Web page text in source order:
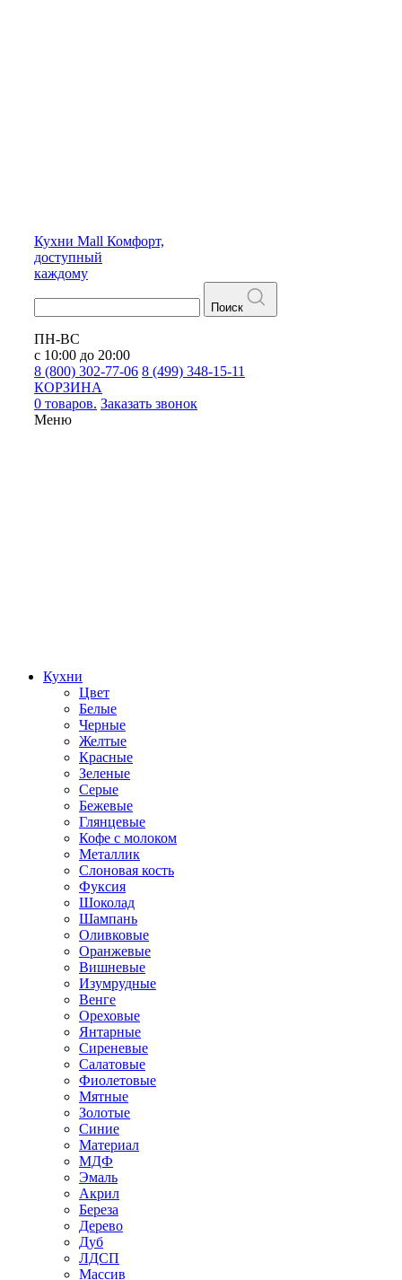
Кухни Mall Комфорт,
доступный
каждому
Поиск
ПН-ВС
с 10:00 до 20:00
8 (800) 302-77-06 8 (499) 348-15-11
КОРЗИНА
0 товаров. Заказать звонок
Меню
Кухни
Цвет
Белые
Черные
Желтые
Красные
Зеленые
Серые
Бежевые
Глянцевые
Кофе с молоком
Металлик
Слоновая кость
Фуксия
Шоколад
Шампань
Оливковые
Оранжевые
Вишневые
Изумрудные
Венге
Ореховые
Янтарные
Сиреневые
Салатовые
Фиолетовые
Мятные
Золотые
Синие
Материал
МДФ
Эмаль
Акрил
Береза
Дерево
Дуб
ЛДСП
Массив